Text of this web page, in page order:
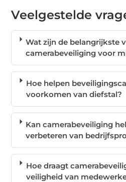
Veelgestelde
Wat zijn de belangrijkste
camerabeveiliging voor
Hoe helpen
voorkomen van diefstal?
Kan camerabeveiliging
verbeteren van
Hoe draagt
veiligheid van